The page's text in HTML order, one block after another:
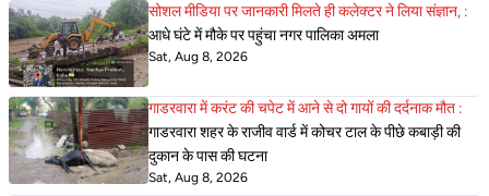
सोशल मीडिया पर जानकारी मिलते ही कलेक्टर ने लिया संज्ञान, :
आधे घंटे में मौके पर पहुंचा नगर पालिका अमला
Sat, Aug 8, 2026
गाडरवारा में करंट की चपेट में आने से दो गायों की दर्दनाक मौत :
गाडरवारा शहर के राजीव वार्ड में कोचर टाल के पीछे कबाड़ी की
दुकान के पास की घटना
Sat, Aug 8, 2026